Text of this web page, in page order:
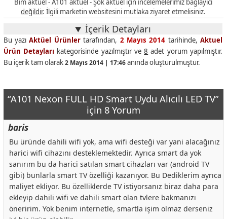
Bim aktüel - A101 aktüel - Şok aktüel için incelemelerimiz bağlayıcı
değildir. İlgili marketin websitesini mutlaka ziyaret etmelisiniz.
İçerik Detayları
Bu yazıAktüel Ürünlertarafından, 2 Mayıs 2014 tarihinde,Aktuel
Ürün Detayları kategorisinde yazılmıştır ve8 adet yorum yapılmıştır.
Bu içerik tam olarak2 Mayıs 2014 | 17:46anında oluşturulmuştur.
“A101 Nexon FULL HD Smart Uydu Alıcılı LED TV”
için 8 Yorum
baris
Bu üründe dahili wifi yok, ama wifi desteği var yani alacağınız
harici wifi cihazını desteklemektedir. Ayrıca smart da yok
sanırım bu da harici satılan smart cihazları var (android TV
gibi) bunlarla smart TV özelliği kazanıyor. Bu Dediklerim ayrıca
maliyet ekliyor. Bu özelliklerde TV istiyorsanız biraz daha para
ekleyip dahili wifi ve dahili smart olan tvlere bakmanızı
öneririm. Yok benim internetle, smartla işim olmaz derseniz